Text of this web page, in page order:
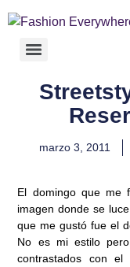
marzo 3, 2011
El domingo que me
imagen donde se
que me gustó fue el
No es mi estilo
contrastados con el